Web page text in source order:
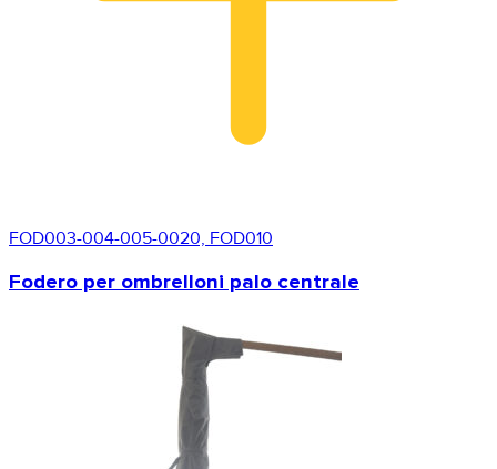
FOD003-004-005-0020, FOD010
Fodero per ombrelloni palo centrale